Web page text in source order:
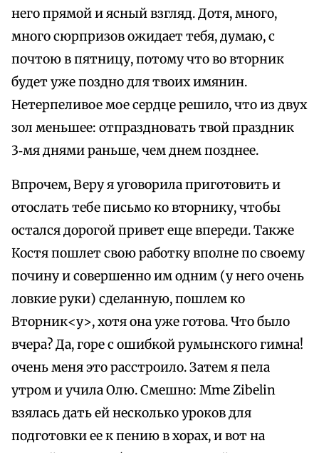
него прямой и ясный взгляд. Дотя, много,
много сюрпризов ожидает тебя, думаю, с
почтою в пятницу, потому что во вторник
будет уже поздно для твоих имянин.
Нетерпеливое мое сердце решило, что из двух
зол меньшее: отпраздновать твой праздник
3‑мя днями раньше, чем днем позднее.
Впрочем, Веру я уговорила приготовить и
отослать тебе письмо ко вторнику, чтобы
остался дорогой привет еще впереди. Также
Костя пошлет свою работку вполне по своему
почину и совершенно им одним (у него очень
ловкие руки) сделанную, пошлем ко
Вторник<у>, хотя она уже готова. Что было
вчера? Да, горе с ошибкой румынского гимна!
очень меня это расстроило. Затем я пела
утром и учила Олю. Смешно: Mme Zibelin
взялась дать ей несколько уроков для
подготовки ее к пению в хорах, и вот на